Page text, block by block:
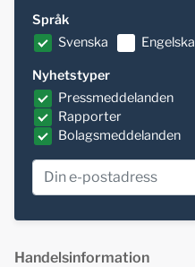
Språk
Svenska
Engelska
Nyhetstyper
Pressmeddelanden
Rapporter
Bolagsmeddelanden
Handelsinformation